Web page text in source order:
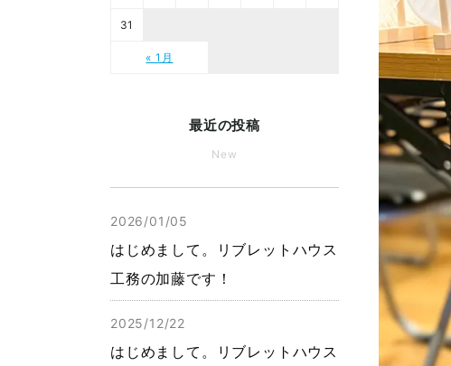
« 1月
31
最近の投稿
New
2026/01/05
はじめまして。リブレットハウス
工務の加藤です！
2025/12/22
はじめまして。リブレットハウス